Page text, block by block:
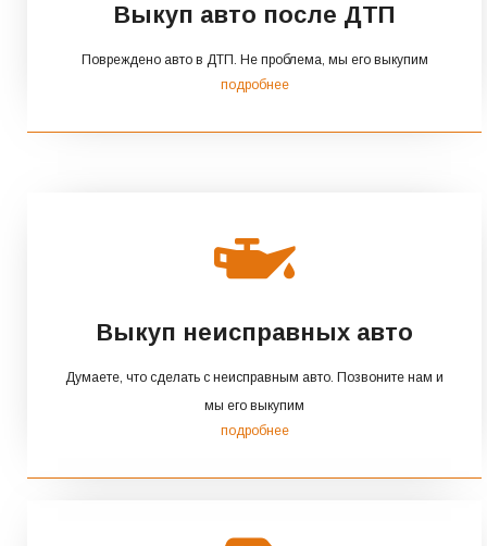
Выкуп авто после ДТП
Повреждено авто в ДТП. Не проблема, мы его выкупим
подробнее
Выкуп неисправных авто
Думаете, что сделать с неисправным авто. Позвоните нам и
мы его выкупим
подробнее